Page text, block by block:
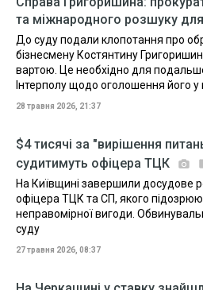
та міжнародного розшуку
До суду подали клопотання про
бізнесмену Костянтину
вартою. Це необхідно для
Інтерполу щодо оголошення його у
28 травня 2026, 21:37
$4 тисячі за "вирішення
судитимуть офіцера ТЦК
На Київщині завершили досудове
офіцера ТЦК та СП, якого
неправомірної вигоди.
суду
27 травня 2026, 08:37